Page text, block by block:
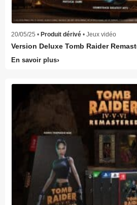
20/05/25 • Produit dérivé • Jeux vidéo
Version Deluxe Tomb Raider
En savoir plus